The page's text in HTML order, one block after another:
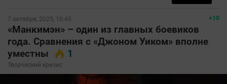
+10
7 октября, 2025, 10:45
«Манкимэн» – один из главных боевиков
года. Сравнения с «Джоном Уиком» вполне
уместны
1
Творческий кризис